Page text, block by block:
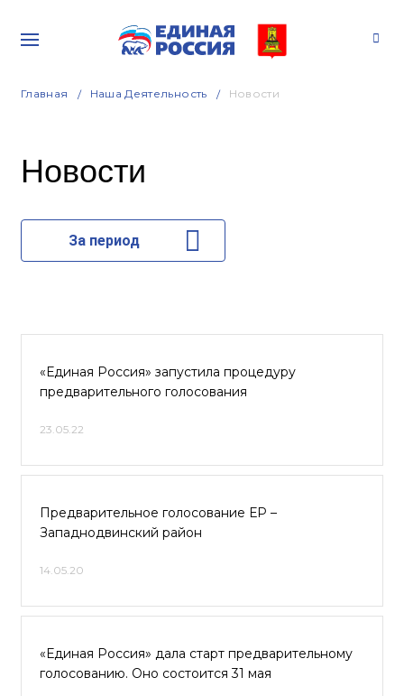
Главная Наша Деятельность Новости
Новости
За период
«Единая Россия» запустила процедуру
предварительного голосования
23.05.22
Предварительное голосование ЕР –
Западнодвинский район
14.05.20
«Единая Россия» дала старт предварительному
голосованию. Оно состоится 31 мая